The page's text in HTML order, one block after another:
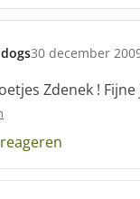
30 december
Zdenek !